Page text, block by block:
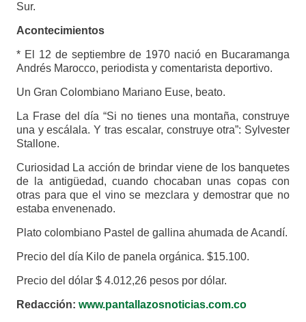
Sur.
Acontecimientos
* El 12 de septiembre de 1970 nació en Bucaramanga
Andrés Marocco, periodista y comentarista deportivo.
Un Gran Colombiano Mariano Euse, beato.
La Frase del día “Si no tienes una montaña, construye
una y escálala. Y tras escalar, construye otra”: Sylvester
Stallone.
Curiosidad La acción de brindar viene de los banquetes
de la antigüedad, cuando chocaban unas copas con
otras para que el vino se mezclara y demostrar que no
estaba envenenado.
Plato colombiano Pastel de gallina ahumada de Acandí.
Precio del día Kilo de panela orgánica. $15.100.
Precio del dólar $ 4.012,26 pesos por dólar.
Redacción: www.pantallazosnoticias.com.co